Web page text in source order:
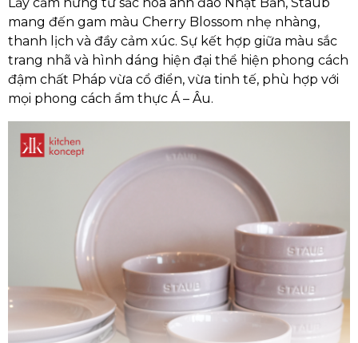
mang đến gam màu Cherry Blossom nhẹ nhàng,
thanh lịch và đầy cảm xúc. Sự kết hợp giữa màu sắc
trang nhã và hình dáng hiện đại thể hiện phong cách
đậm chất Pháp vừa cổ điển, vừa tinh tế, phù hợp với
mọi phong cách ẩm thực Á – Âu.